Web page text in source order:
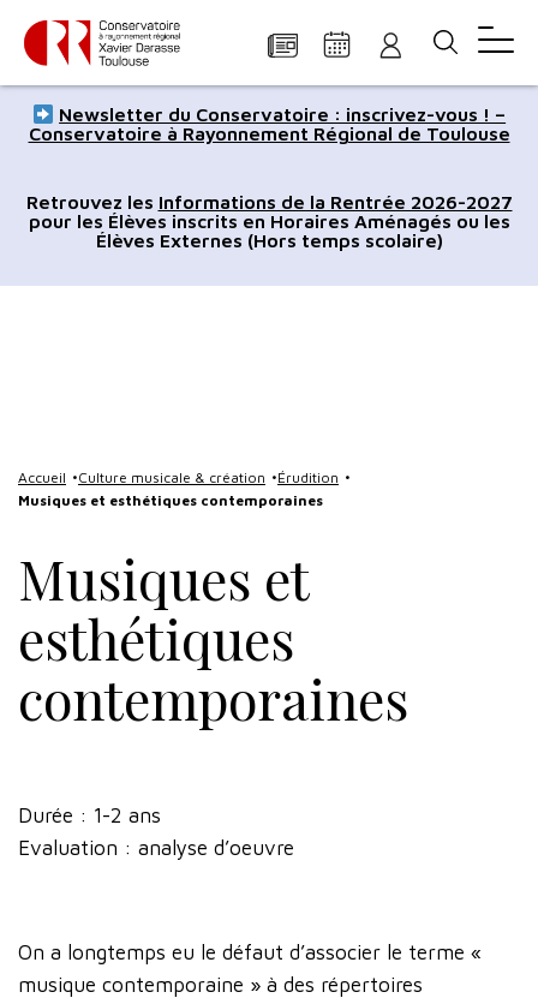
Panneau de gestion des cookies
Aller
au
principal
à
navigation
à
recherche
au
de
page
au
du
site
Newsletter du Conservatoire : inscrivez-vous ! –
Conservatoire à Rayonnement Régional de Toulouse
Retrouvez les Informations de la Rentrée 2026-2027
pour les Élèves inscrits en Horaires Aménagés ou les
Élèves Externes (Hors temps scolaire)
Accueil Culture musicale & création
Érudition
Musiques et esthétiques contemporaines
Musiques et
esthétiques
contemporaines
Durée : 1-2 ans
Evaluation : analyse d’oeuvre
On a longtemps eu le défaut d’associer le terme «
musique contemporaine » à des répertoires